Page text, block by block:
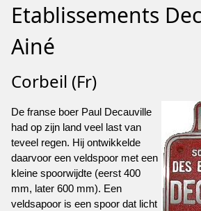
Etablissements
Ainé
Corbeil (Fr)
De franse boer Paul Decauville
had op zijn land veel last van
teveel regen. Hij ontwikkelde
daarvoor een veldspoor met een
kleine spoorwijdte (eerst 400
mm, later 600 mm). Een
veldsapoor is een spoor dat licht